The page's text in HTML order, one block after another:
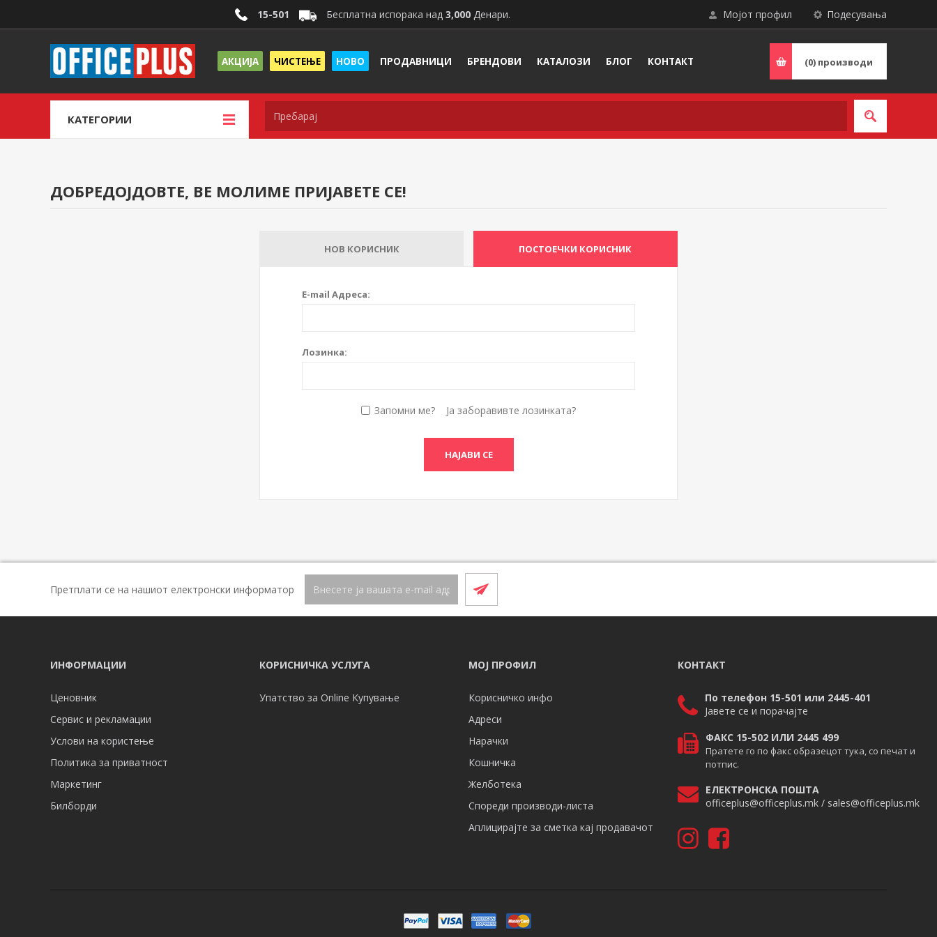
Подесувања
Мојот профил
15-501 Бесплатна испорака над 3,000 Денари.
АКЦИЈА ЧИСТЕЊЕ НОВО ПРОДАВНИЦИ БРЕНДОВИ КАТАЛОЗИ БЛОГ КОНТАКТ (0) производи
КАТЕГОРИИ
ДОБРЕДОЈДОВТЕ, ВЕ МОЛИМЕ ПРИЈАВЕТЕ СЕ!
НОВ КОРИСНИК ПОСТОЕЧКИ КОРИСНИК
E-mail Адреса:
Лозинка:
Запомни ме? Ја заборавивте лозинката?
Претплати се на нашиот електронски информатор
ИНФОРМАЦИИ
Ценовник
Сервис и рекламации
Услови на користење
Политика за приватност
Маркетинг
Билборди
КОРИСНИЧКА УСЛУГА
Упатство за Online Купување
МОЈ ПРОФИЛ
Корисничко инфо
Адреси
Нарачки
Кошничка
Желботека
Спореди производи-листа
Аплицирајте за сметка кај продавачот
КОНТАКТ
По телефон 15-501 или 2445-401
Јавете се и порачајте
ФАКС 15-502 ИЛИ 2445 499
Пратете го по факс образецот тука, со печат и
потпис.
ЕЛЕКТРОНСКА ПОШТА
officeplus@officeplus.mk / sales@officeplus.mk